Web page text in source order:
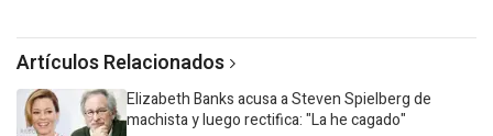
Artículos Relacionados
Elizabeth Banks acusa a Steven Spielberg de
machista y luego rectifica: "La he cagado"